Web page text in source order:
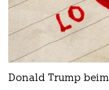
Donald Trump